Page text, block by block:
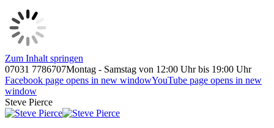
Zum Inhalt springen
07031 7786707Montag - Samstag von 12:00 Uhr bis 19:00 Uhr
Facebook page opens in new windowYouTube page opens in new
window
Steve Pierce